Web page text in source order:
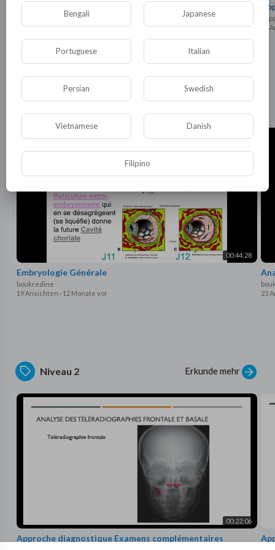
Approche diagnostique Examens complémentaires
20 Ansichten·12 Monate vor
15
Erkunde mehr
00:44:28
Embryologie Générale
boukredine
19 Ansichten · 12 Monate vor
23
Niveau 2 Erkunde mehr
00:22:06
Approche diagnostique Examens complémentaires
Bengali Japanese
Portuguese Italian
Persian Swedish
Vietnamese Danish
Filipino